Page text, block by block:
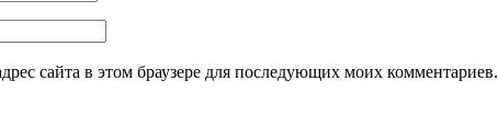
сайта в этом браузере для последующих моих комментариев.